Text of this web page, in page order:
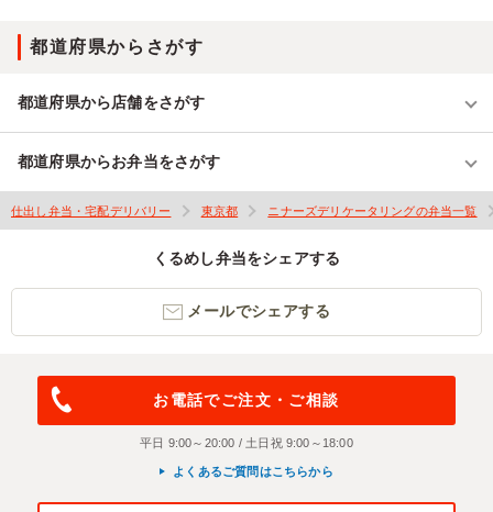
都道府県からさがす
都道府県から店舗をさがす
都道府県からお弁当をさがす
仕出し弁当・宅配デリバリー 東京都 ニナーズデリケータリングの弁当一覧
くるめし弁当をシェアする
メールでシェアする
お電話でご注文・ご相談
平日 9:00～20:00 / 土日祝 9:00～18:00
よくあるご質問はこちらから